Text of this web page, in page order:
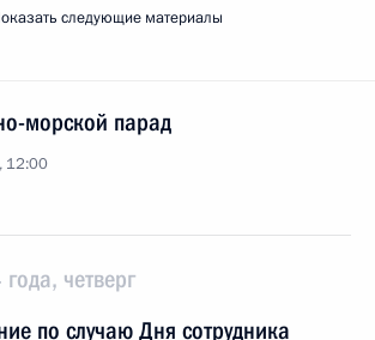
следующие материалы
морской парад
12:00
четверг
по случаю Дня сотрудника